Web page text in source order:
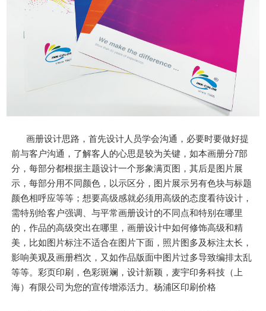
画册设计思路，首先设计人员学会沟通，必要时要做好提
前与客户沟通，了解客人的心思是较为关键，如本画册分7部
分，每部分都根据主题设计一个形象满页图，其后是图片展
示，每部分用不同颜色，以示区分，图片展示另有色块与标题
颜色相呼应等等；想要高级感就必须用高级的态度看待设计，
需特别给客户强调、与平常画册设计的不同点和特别在哪里
的，作品的高级突出在哪里，画册设计中如何修饰高级和精
美，比如图片标注不适合在图片下面，照片图多及标注太长，
影响美观及画册档次，又如作品版面中图片过多导致编排太乱
等等。彩页印刷，色彩斑斓，设计新颖，麦宇印务科技（上
海）有限公司为您的宣传增添活力。杨浦区印刷价格